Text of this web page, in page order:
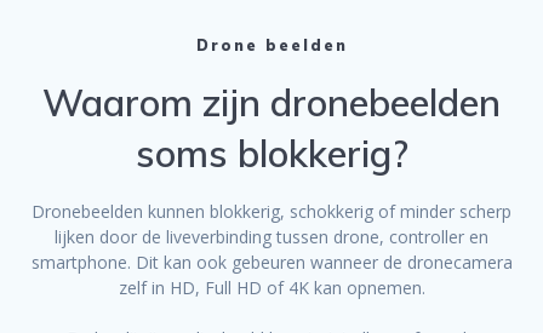
Drone beelden
Waarom zijn dronebeelden
soms blokkerig?
Dronebeelden kunnen blokkerig, schokkerig of minder scherp
lijken door de liveverbinding tussen drone, controller en
smartphone. Dit kan ook gebeuren wanneer de dronecamera
zelf in HD, Full HD of 4K kan opnemen.